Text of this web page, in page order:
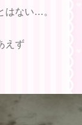
はない…。
えず